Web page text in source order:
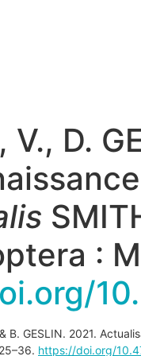
V., D.
:
B. GESLIN. 2021.
https://doi.org/